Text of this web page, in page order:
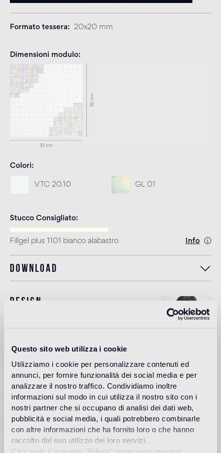
Questo sito web utilizza i cookie
Utilizziamo i cookie per personalizzare contenuti ed
annunci, per fornire funzionalità dei social media e per
analizzare il nostro traffico. Condividiamo inoltre
informazioni sul modo in cui utilizza il nostro sito con i
nostri partner che si occupano di analisi dei dati web,
pubblicità e social media, i quali potrebbero combinarle
con altre informazioni che ha fornito loro o che hanno
raccolto dal suo utilizzo dei loro servizi.
Cliccando il pulsante “Rifiuta” rimarranno presenti
Formato tessera 20x20 mm
Dimensioni modulo
Colori
VTC 20.10 GL 01
Stucco Consigliato
Fillgel plus 1101 bianco alabastro Info
Download
Design
Dopo varie esperienze in ambito architettonico e del
design industriale, Marco Braga apre il suo studio di art
direction e design a Milano nel 1999 e inizia a collaborare
con i marchi del mondo della moda e del design. Nel 2010
fonda con Giuliano Federico il duo creativo
“Braga+Federico” finalizzato all’esplorazione di nuove
opportunità e forme di comunicazione per il settore
fashion.
Leggi di più